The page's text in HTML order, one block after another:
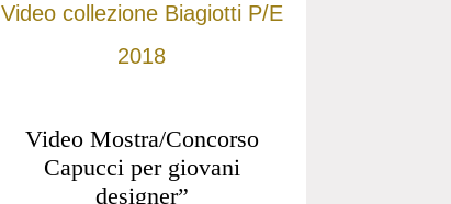
Video collezione Biagiotti P/E
2018
Video Mostra/Concorso
Capucci per giovani
designer”